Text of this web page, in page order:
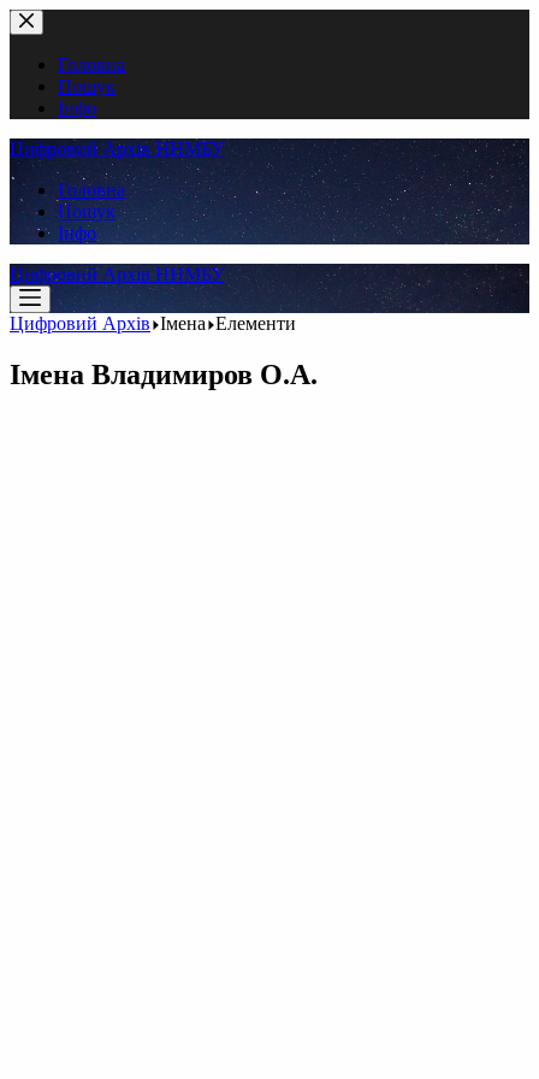
Перейти
до
вмістуГоловна
Пошук
Інфо
Цифровий Архів ННМБУ
Головна
Пошук
Інфо
Цифровий Архів ННМБУ
Цифровий Архів Імена Елементи
Імена Владимиров О.А.